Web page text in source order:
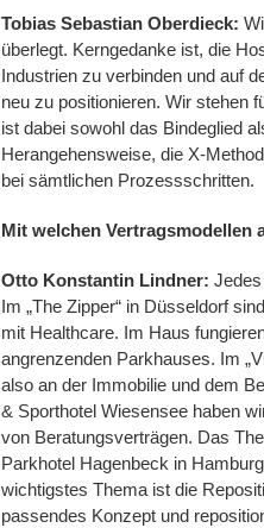
Tobias Sebastian Oberdieck:
überlegt. Kerngedanke ist, die
Industrien zu verbinden und auf
neu zu positionieren. Wir stehen
ist dabei sowohl das Bindeglied
Herangehensweise, die X-
bei sämtlichen Prozessschritten.
Mit welchen Vertragsmodellen
Otto Konstantin Lindner:
Im „The Zipper“ in Düsseldorf
mit Healthcare. Im Haus
angrenzenden Parkhauses. Im
also an der Immobilie und dem
& Sporthotel Wiesensee haben
von Beratungsverträgen. Das
Parkhotel Hagenbeck in
wichtigstes Thema ist die
passendes Konzept und